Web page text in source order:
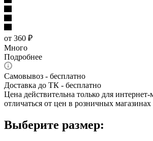
от 360 ₽
Много
Подробнее
Самовывоз - бесплатно
Доставка до ТК - бесплатно
Цена действительна только для
отличаться от цен в розничных магазинах
Выберите размер: